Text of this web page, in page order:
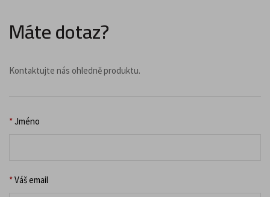
Máte dotaz?
Kontaktujte nás ohledně produktu.
*Jméno
*Váš email